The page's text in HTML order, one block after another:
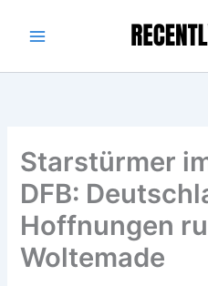
Starstürmer
DFB:
Hoffnungen
Woltemade